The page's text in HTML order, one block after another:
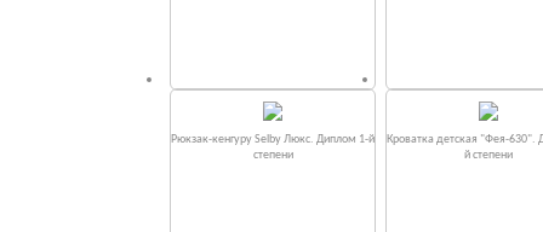
Рюкзак-кенгуру Selby Люкс. Диплом 1-й
степени
Кроватка детская "Фея-630".
й степени